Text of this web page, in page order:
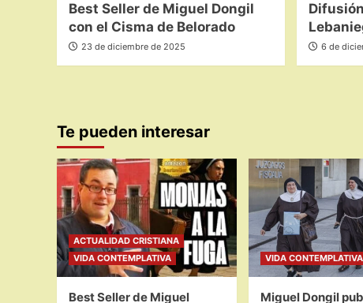
Best Seller de Miguel Dongil
con el Cisma de Belorado
23 de diciembre de 2025 6 de
Te pueden interesar
ACTUALIDAD CRISTIANA
VIDA CONTEMPLATIVA
Best Seller de Miguel
VIDA CONTEMPLATIVA
Miguel Dongil